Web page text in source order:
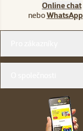
Online chat
neboWhatsApp